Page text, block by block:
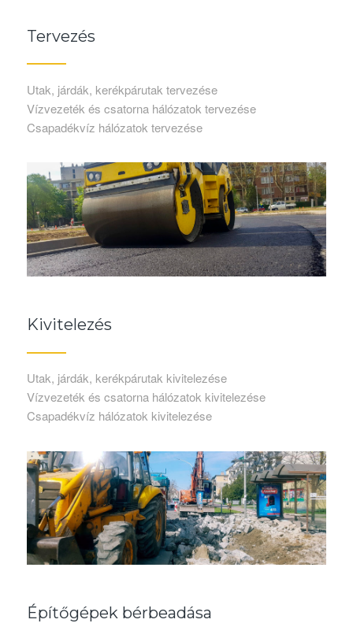
Tervezés
Utak, járdák, kerékpárutak tervezése
Vízvezeték és csatorna hálózatok tervezése
Csapadékvíz hálózatok tervezése
Kivitelezés
Utak, járdák, kerékpárutak kivitelezése
Vízvezeték és csatorna hálózatok kivitelezése
Csapadékvíz hálózatok kivitelezése
Építőgépek bérbeadása